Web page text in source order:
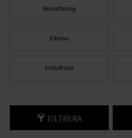
Bevattning
Värme
Friluftsliv
FILTRERA